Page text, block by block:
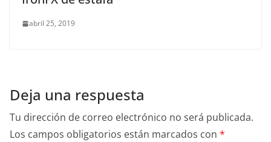
abril 25, 2019
Deja una respuesta
Tu dirección de correo electrónico no será publicada.
Los campos obligatorios están marcados con *